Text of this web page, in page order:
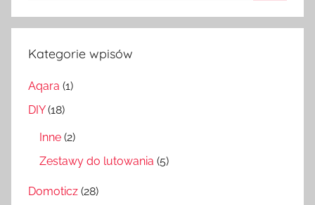
Kategorie wpisów
Aqara (1)
DIY(18)
Inne (2)
Zestawy do lutowania (5)
Domoticz (28)